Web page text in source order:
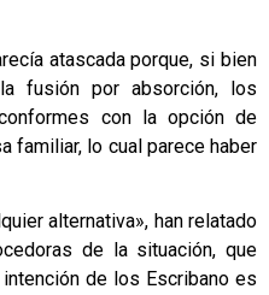
atascada porque, si bien
fusión por absorción, los
con la opción de
familiar, lo cual parece haber
alternativa», han relatado
de la situación, que
de los Escribano es